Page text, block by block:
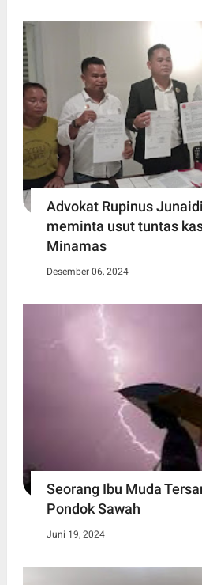
Advokat Rupinus
meminta usut tuntas
Minamas
Desember 06, 2024
Seorang Ibu Muda
Pondok Sawah
Juni 19, 2024